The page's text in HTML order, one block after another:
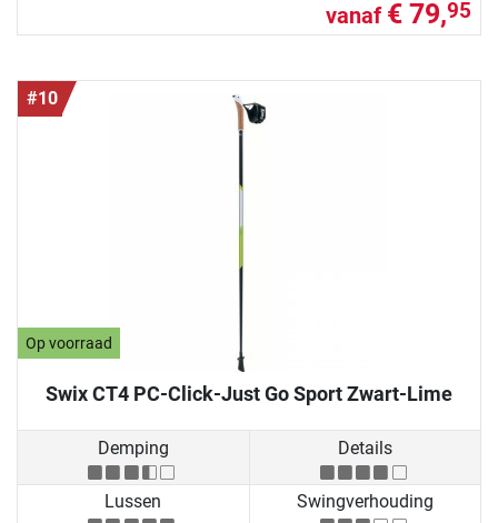
vanaf € 79,95
#10
Op voorraad
Swix CT4 PC-Click-Just Go Sport Zwart-Lime
Demping Details
Lussen Swingverhouding